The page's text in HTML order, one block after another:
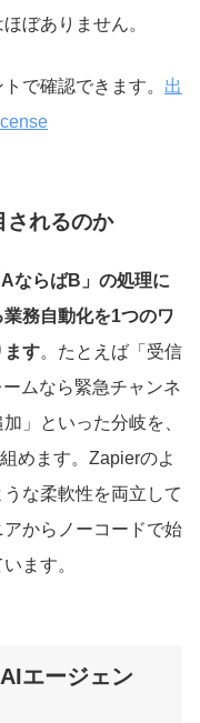
ぼありません。
で確認できます。 出
れるのか
ならばB」の処理に
務自動化を1つのワ
ます。たとえば「受信
ムなら緊急チャンネ
」といった分岐を、
めます。Zapierのよ
な柔軟性を両立して
からノーコードで始
ます。
エージェン